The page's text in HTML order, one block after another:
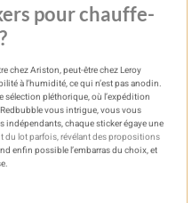
pour chauffe-
chez Ariston, peut-être chez Leroy
à l’humidité, ce qui n’est pas anodin.
sélection pléthorique, où l’expédition
vous intrigue, vous vous
indépendants, chaque sticker égaye une
du lot parfois, révélant des propositions
enfin possible l’embarras du choix, et